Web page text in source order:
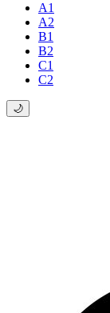
A1
A2
B1
B2
C1
C2
🌙